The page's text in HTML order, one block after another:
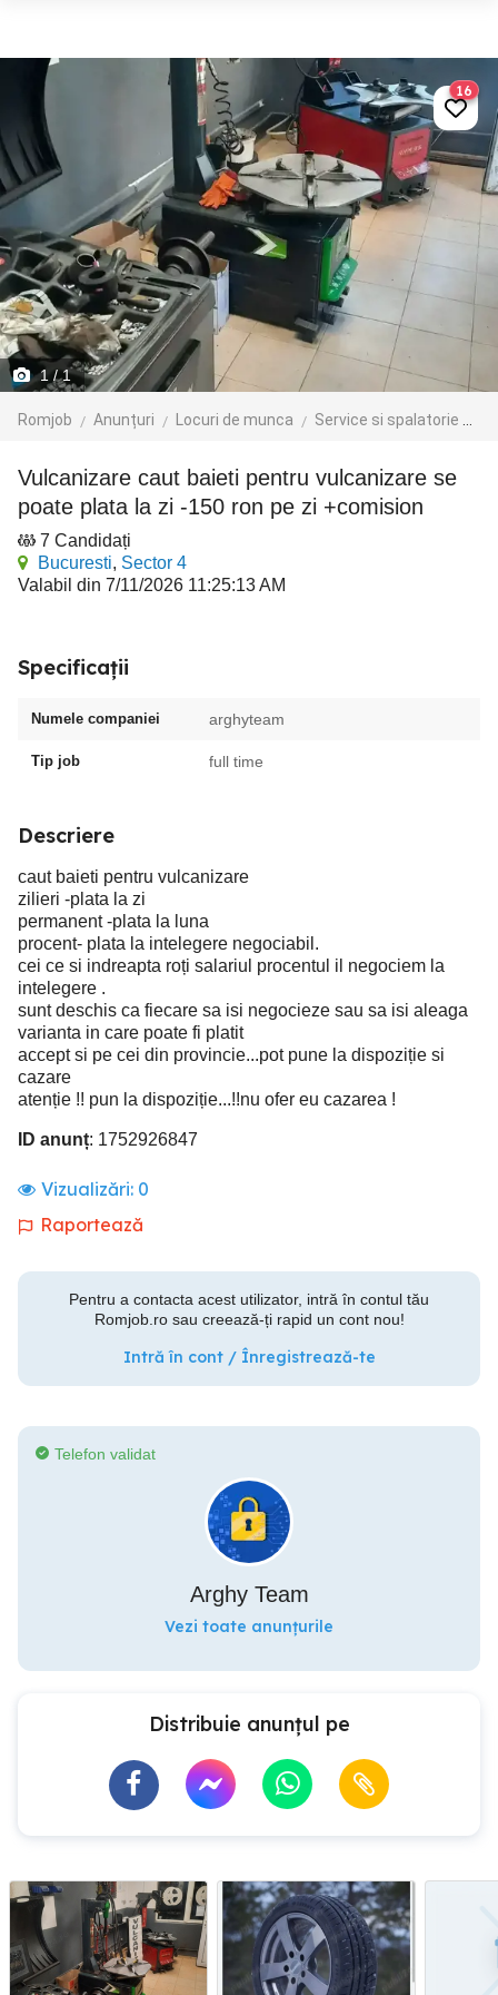
1/ 1
Romjob Anunțuri Locuri de munca Service si spalatorie auto
16
Vulcanizare caut baieti pentru vulcanizare se
poate plata la zi -150 ron pe zi +comision
7 Candidați
Bucuresti, Sector 4
Valabil din 7/11/2026 11:25:13 AM
Specificații
Numele companiei arghyteam
Tip job full time
Descriere
caut baieti pentru vulcanizare
zilieri -plata la zi
permanent -plata la luna
procent- plata la intelegere negociabil.
cei ce si indreapta roți salariul procentul il negociem la
intelegere .
sunt deschis ca fiecare sa isi negocieze sau sa isi aleaga
varianta in care poate fi platit
accept si pe cei din provincie...pot pune la dispoziție si
cazare
atenție !! pun la dispoziție...!!nu ofer eu cazarea !
ID anunț: 1752926847
Vizualizări: 0
Raportează
Pentru a contacta acest utilizator, intră în contul tău
Romjob.ro sau creează-ți rapid un cont nou!
Intră în cont / Înregistrează-te
Telefon validat
Arghy Team
Vezi toate anunțurile
Distribuie anunțul pe